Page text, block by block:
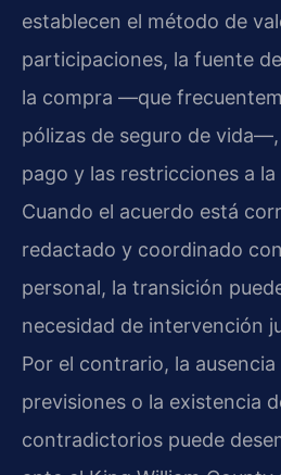
establecen el método de
participaciones, la fuente
la compra —que
pólizas de seguro de
pago y las restricciones a
Cuando el acuerdo está
redactado y coordinado
personal, la transición
necesidad de intervención
Por el contrario, la ausencia
previsiones o la existencia
contradictorios puede